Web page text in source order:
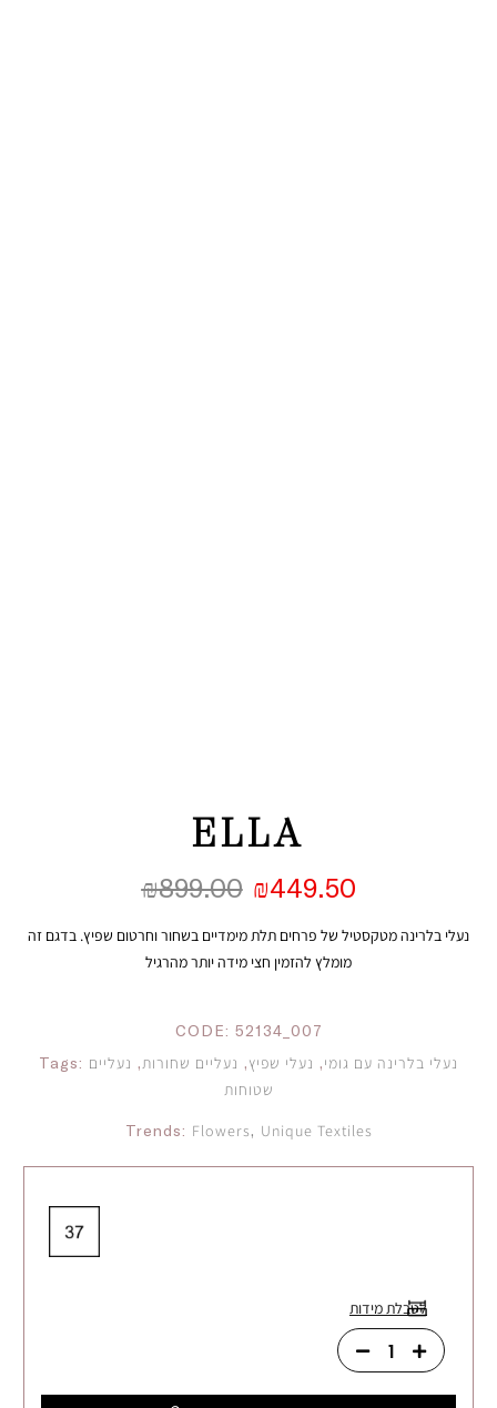
ELLA
₪899.00 ₪449.50
נעלי בלרינה מטקסטיל של פרחים תלת מימדיים בשחור וחרטום שפיץ. בדגם זה
מומלץ להזמין חצי מידה יותר מהרגיל
CODE: 52134_007
Tags:
נעלי בלרינה עם גומי, נעלי שפיץ, נעליים שחורות, נעליים
שטוחות
Trends: Flowers, Unique Textiles
לטבלת מידות